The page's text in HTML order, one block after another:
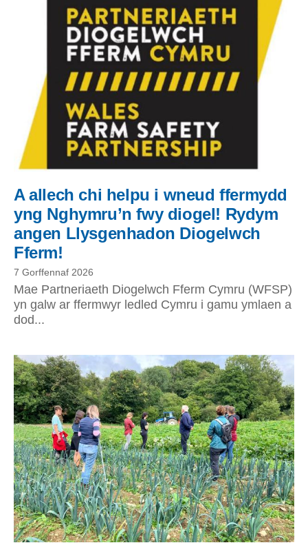
A allech chi helpu i wneud ffermydd
yng Nghymru’n fwy diogel! Rydym
angen Llysgenhadon Diogelwch
Fferm!
7 Gorffennaf 2026
Mae Partneriaeth Diogelwch Fferm Cymru (WFSP)
yn galw ar ffermwyr ledled Cymru i gamu ymlaen a
dod...